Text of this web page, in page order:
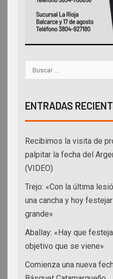
ENTRADAS
Recibimos la visita de
palpitar la fecha del
(VIDEO)
Trejo: «Con la última
una cancha y hoy
grande»
Aballay: «Hay que
objetivo que se viene»
Comienza una nueva